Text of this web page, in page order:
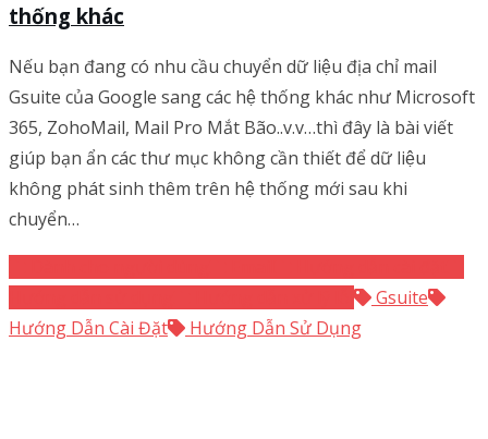
thống khác
Nếu bạn đang có nhu cầu chuyển dữ liệu địa chỉ mail
Gsuite của Google sang các hệ thống khác như Microsoft
365, ZohoMail, Mail Pro Mắt Bão..v.v…thì đây là bài viết
giúp bạn ẩn các thư mục không cần thiết để dữ liệu
không phát sinh thêm trên hệ thống mới sau khi
chuyển…
Gsuite
Hướng Dẫn Cài Đặt
Hướng Dẫn Sử Dụng